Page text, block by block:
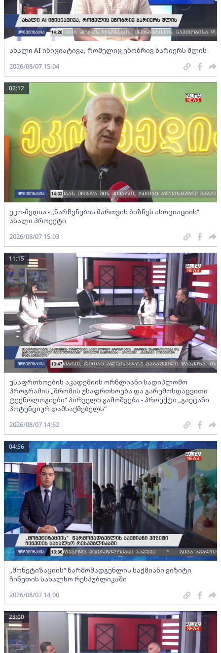
ახალი AI ინიციატივა, რომელიც ენობრივ ბარიერს შლის
2026/08/07 15:04
ეკო-მედია - „ნარჩენების მართვის ბიზნეს ასოციაციის”
ახალი პროექტი
02:12
2026/08/07 15:03
უსაფრთხოების აკადემიის ორწლიანი სადიპლომო
პროგრამის „შრომის უსაფრთხოება და გარემოსდაცვითი
ტექნოლოგიები“ პირველი გამოშვება - პროექტი „გაეცანი
პოტენციურ დამსაქმებელს“
11:15
2026/08/07 14:52
„მონეტიზაციის“ წარმომადგენლის საქმიანი ვიზიტი
ჩინეთის სახალხო რესპუბლიკაში
04:56
2026/08/07 14:00
23:00